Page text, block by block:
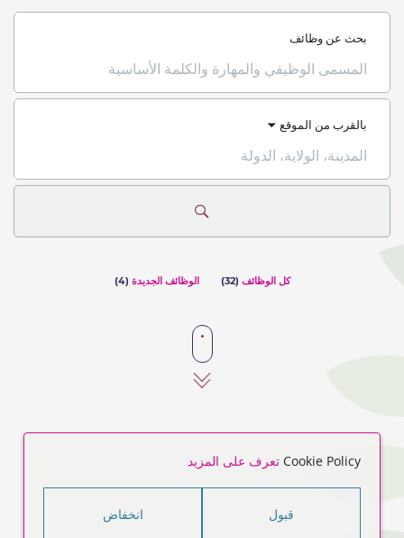
بحث عن وظائف
المسمى
والمهارة
الأساسية
بالقرب من الموقع
المدينة،
الدولة
كل الوظائف (
32
) الوظائف الجديدة (
4
)
Cookie Policy تعرف على المزيد
قبول انخفاض